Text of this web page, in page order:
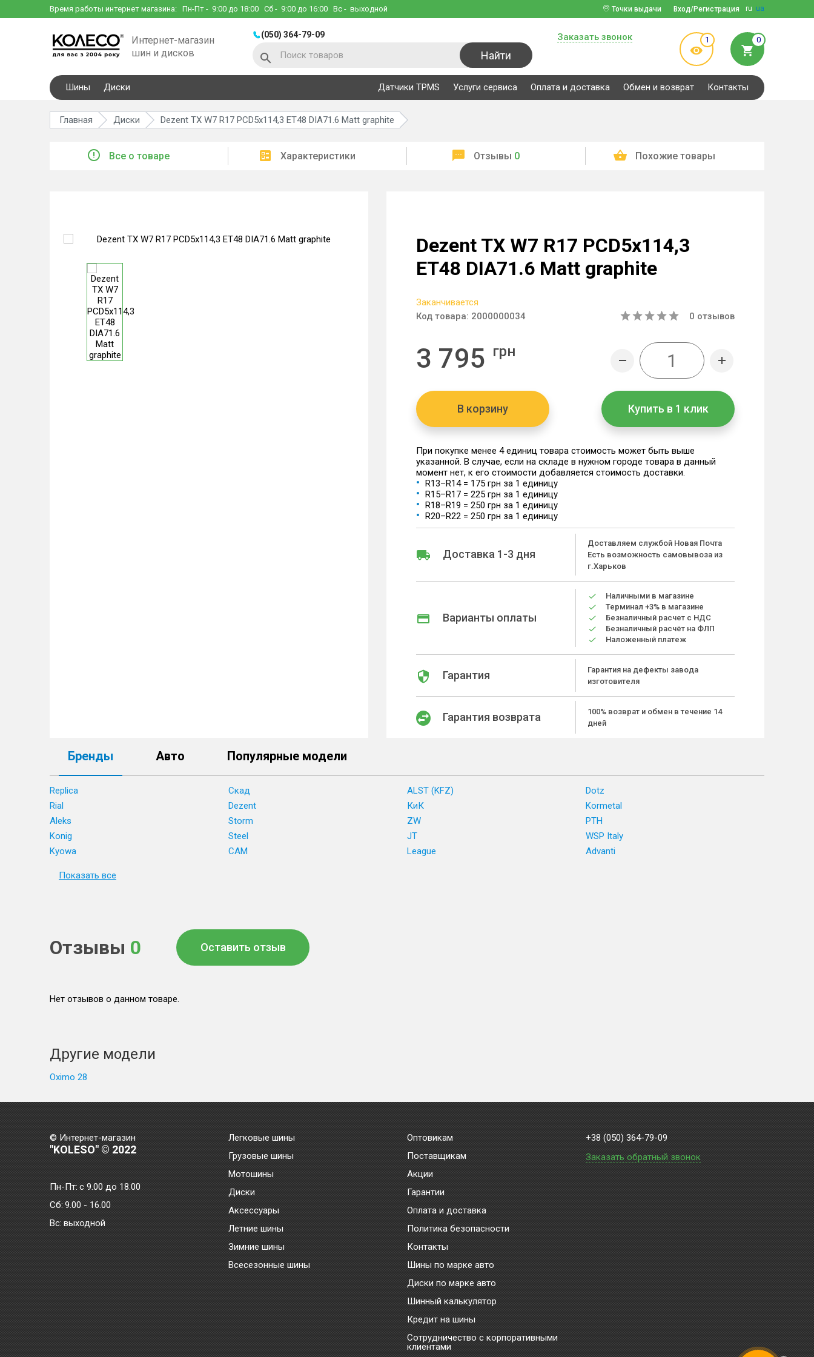
Время работы интернет магазина: Пн-Пт - 9:00 до 18:00 Сб - 9:00 до 16:00 Вс - выходной ru ua
Вход/Регистрация
Точки выдачи
Интернет-магазин
шин и дисков
(050) 364-79-09
Найти
Заказать звонок 1 0
Шины Диски Датчики TPMS Услуги сервиса Оплата и доставка Обмен и возврат Контакты
Главная Диски Dezent TX W7 R17 PCD5x114,3 ET48 DIA71.6 Matt graphite
Все о товаре Характеристики Отзывы 0 Похожие товары
Dezent TX W7 R17 PCD5x114,3
ET48 DIA71.6 Matt graphite
Заканчивается
Код товара: 2000000034 0 отзывов
3 795 грн
В корзину Купить в 1 клик
При покупке менее 4 единиц товара стоимость может быть выше
указанной. В случае, если на складе в нужном городе товара в данный
момент нет, к его стоимости добавляется стоимость доставки.
R13–R14 = 175 грн за 1 единицу
R15–R17 = 225 грн за 1 единицу
R18–R19 = 250 грн за 1 единицу
R20–R22 = 250 грн за 1 единицу
Доставка 1-3 дня
Доставляем службой Новая Почта
Есть возможность самовывоза из
г.Харьков
Варианты оплаты
Наличными в магазине
Терминал +3% в магазине
Безналичный расчет с НДС
Безналичный расчёт на ФЛП
Наложенный платеж
Гарантия
Гарантия на дефекты завода
изготовителя
Гарантия возврата
100% возврат и обмен в течение 14
дней
Бренды Авто Популярные модели
Replica Скад ALST (KFZ)
Dotz
Rial
Dezent КиК
Kormetal
Aleks
Storm ZW
PTH
Konig
Steel JT
WSP Italy
Kyowa
CAM League Advanti
Показать все
Отзывы 0 Оставить отзыв
Нет отзывов о данном товаре.
Другие модели
Oximo 28
© Интернет-магазин
"KOLESO" © 2022
Пн-Пт:с 9.00 до 18.00
Сб: 9.00 - 16.00
Bc: выходной
Легковые шины
Грузовые шины
Мотошины
Диски
Аксессуары
Летние шины
Зимние шины
Всесезонные шины
Оптовикам
Поставщикам
Акции
Гарантии
Оплата и доставка
Политика безопасности
Контакты
Шины по марке авто
Диски по марке авто
Шинный калькулятор
Кредит на шины
Сотрудничество с корпоративными
клиентами
+38 (050) 364-79-09
Заказать обратный звонок